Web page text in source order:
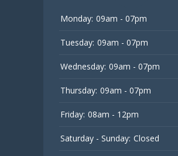
Monday: 09am - 07pm
Tuesday: 09am - 07pm
Wednesday: 09am - 07pm
Thursday: 09am - 07pm
Friday: 08am - 12pm
Saturday - Sunday: Closed